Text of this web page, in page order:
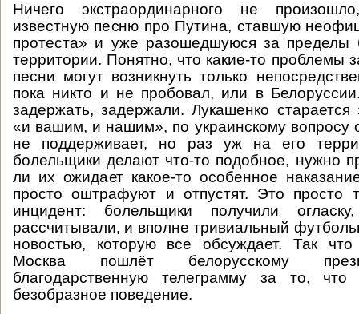
Ничего экстраординарного не
известную песню про Путина, ставшую
протеста» и уже разошедшуюся за пределы
территории. Понятно, что какие-то проблемы
песни могут возникнуть только
пока никто и не пробовал, или в
задержать, задержали. Лукашенко
«и вашим, и нашим», по украинскому вопросу
не поддерживает, но раз уж на его
болельщики делают что-то подобное, нужно
ли их ожидает какое-то особенное
просто оштрафуют и отпустят. Это просто
инцидент: болельщики получили
рассчитывали, и вполне тривиальный
новостью, которую все обсуждает. Так
Москва пошлёт белорусскому
благодарственную телеграмму за то,
безобразное поведение.